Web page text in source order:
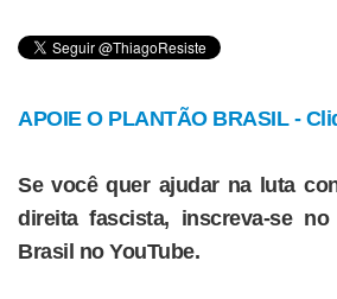
APOIE O PLANTÃO BRASIL -
Se você quer ajudar na luta
direita fascista, inscreva-se
Brasil no YouTube.